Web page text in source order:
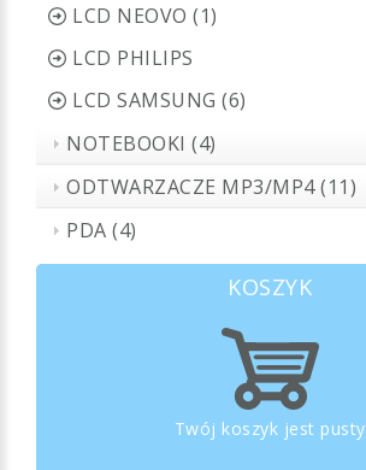
LCD NEOVO (1)
LCD PHILIPS
LCD SAMSUNG (6)
NOTEBOOKI (4)
ODTWARZACZE MP3/MP4 (11)
PDA (4)
KOSZYK
Twój koszyk jest pusty